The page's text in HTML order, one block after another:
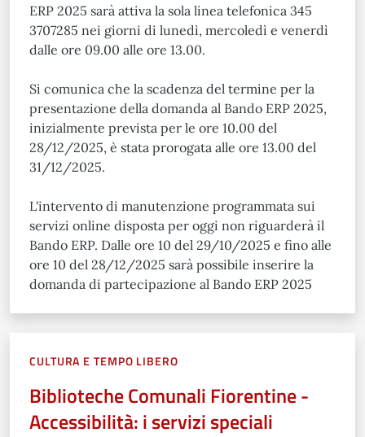
ERP 2025 sarà attiva la sola linea telefonica 345
3707285 nei giorni di lunedì, mercoledì e venerdì
dalle ore 09.00 alle ore 13.00.
Si comunica che la scadenza del termine per la
presentazione della domanda al Bando ERP 2025,
inizialmente prevista per le ore 10.00 del
28/12/2025, è stata prorogata alle ore 13.00 del
31/12/2025.
L'intervento di manutenzione programmata sui
servizi online disposta per oggi non riguarderà il
Bando ERP. Dalle ore 10 del 29/10/2025 e fino alle
ore 10 del 28/12/2025 sarà possibile inserire la
domanda di partecipazione al Bando ERP 2025
CULTURA E TEMPO LIBERO
Biblioteche Comunali Fiorentine -
Accessibilità: i servizi speciali